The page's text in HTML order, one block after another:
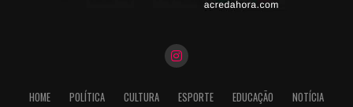
HOME POLÍTICA CULTURA ESPORTE EDUCAÇÃO
NOTÍCIA